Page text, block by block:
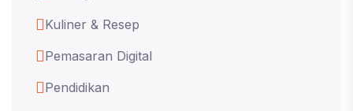
Kuliner & Resep
Pemasaran Digital
Pendidikan